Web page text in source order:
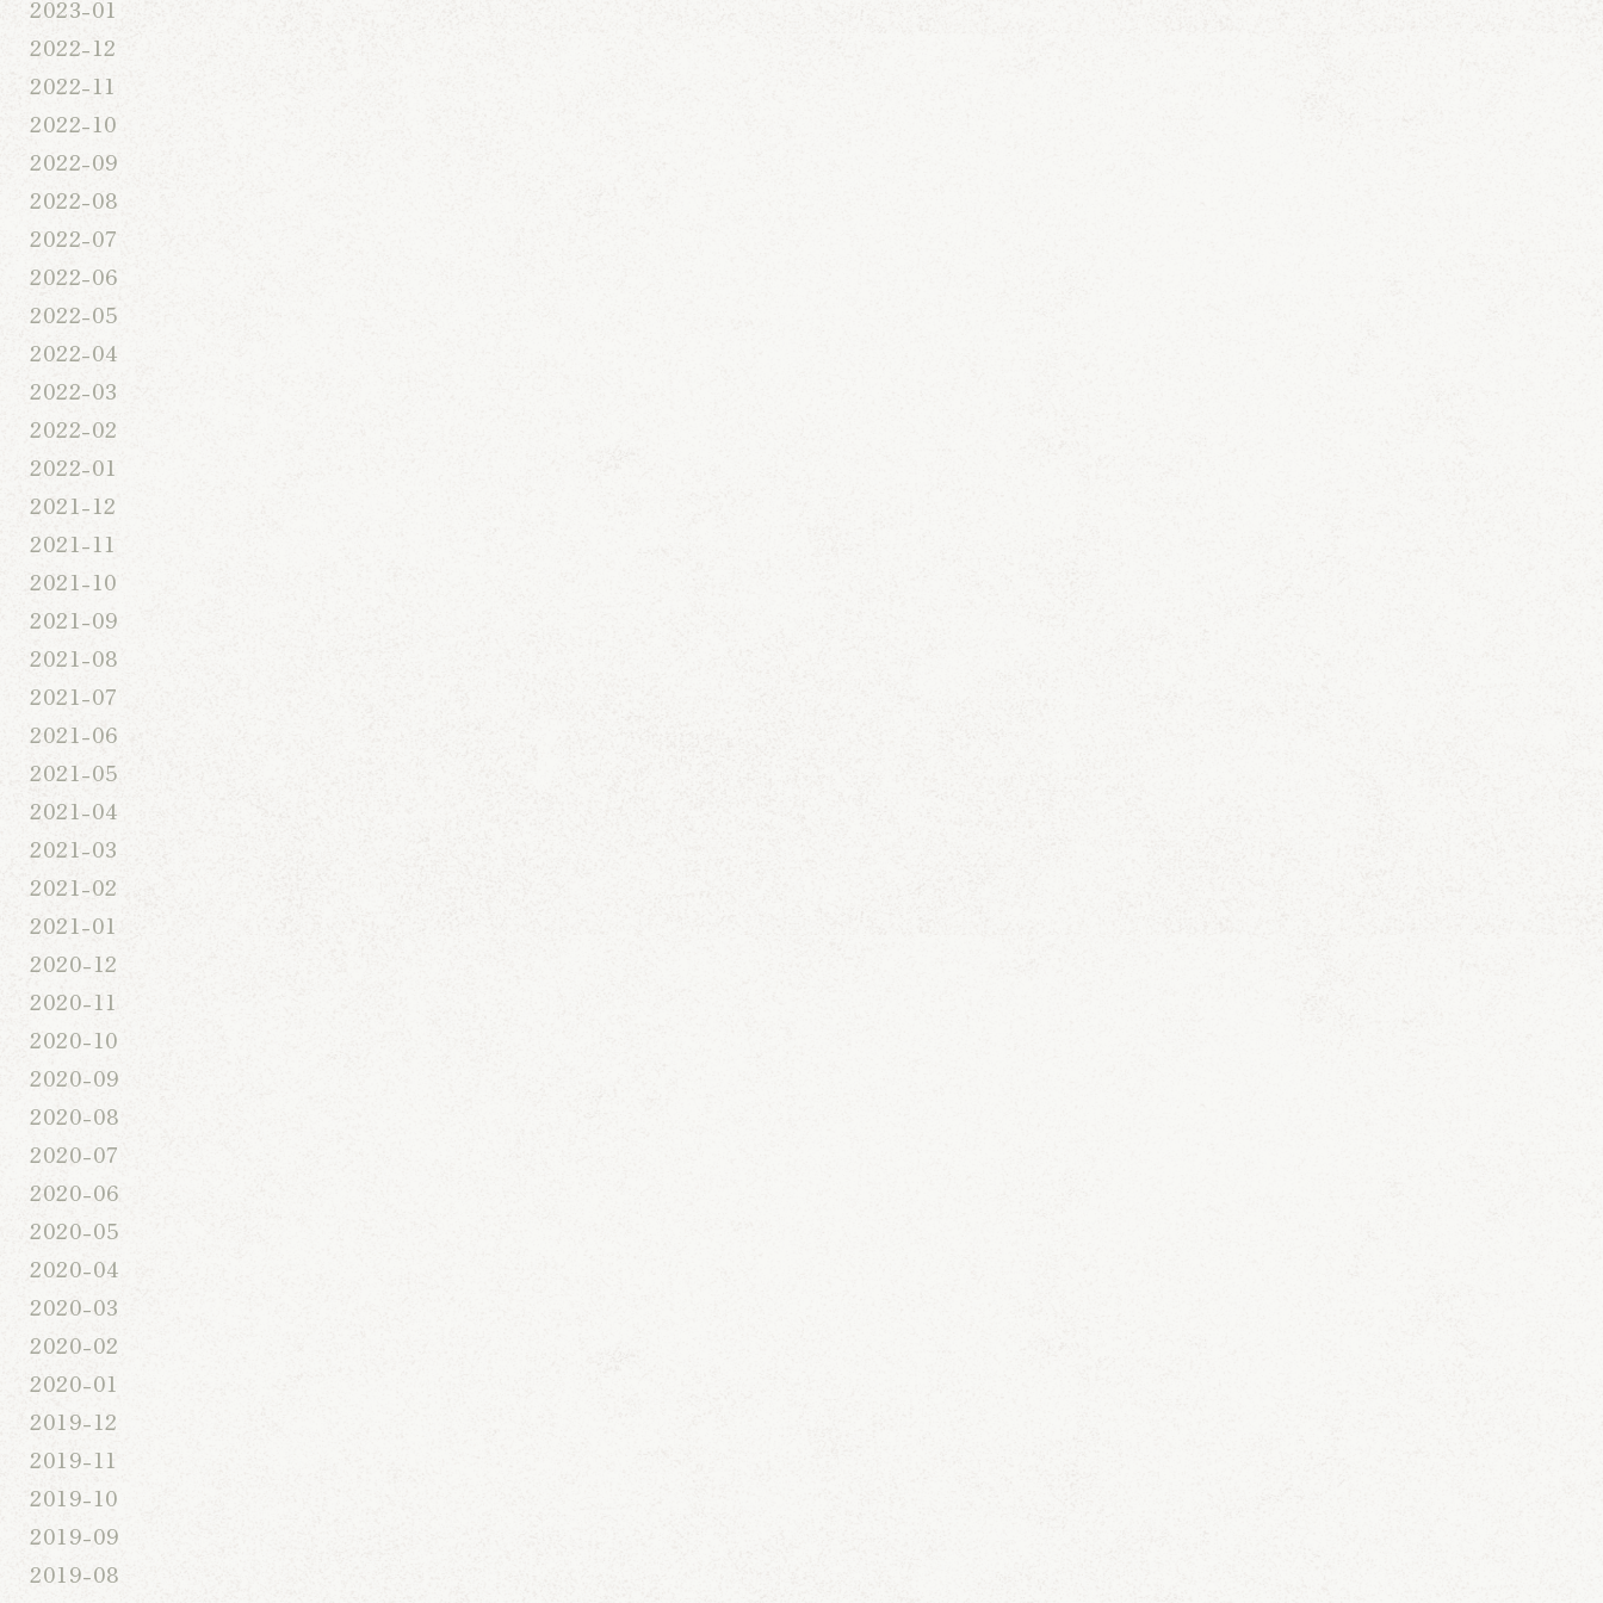
2023-01
2022-12
2022-11
2022-10
2022-09
2022-08
2022-07
2022-06
2022-05
2022-04
2022-03
2022-02
2022-01
2021-12
2021-11
2021-10
2021-09
2021-08
2021-07
2021-06
2021-05
2021-04
2021-03
2021-02
2021-01
2020-12
2020-11
2020-10
2020-09
2020-08
2020-07
2020-06
2020-05
2020-04
2020-03
2020-02
2020-01
2019-12
2019-11
2019-10
2019-09
2019-08